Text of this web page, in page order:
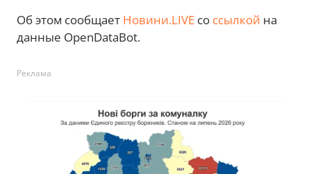
Об этом сообщает Новини.LIVE со ссылкой на
данные OpenDataBot.
Реклама